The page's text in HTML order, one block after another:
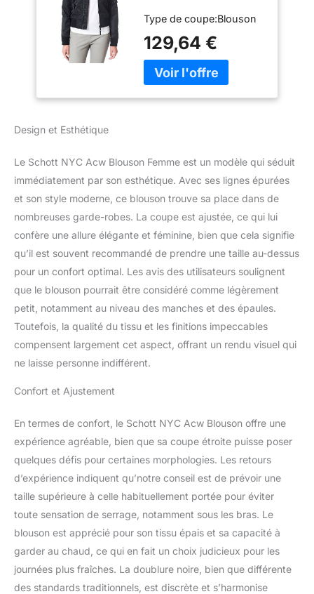
Manches longues -
Femme - Noir
(Black) - FR: 34
(Taille fabricant: XS)
Type de coupe:Blouson
129,64 €
Design et Esthétique
Le Schott NYC Acw Blouson Femme est un modèle qui séduit
immédiatement par son esthétique. Avec ses lignes épurées
et son style moderne, ce blouson trouve sa place dans de
nombreuses garde-robes. La coupe est ajustée, ce qui lui
confère une allure élégante et féminine, bien que cela signifie
qu’il est souvent recommandé de prendre une taille au-dessus
pour un confort optimal. Les avis des utilisateurs soulignent
que le blouson pourrait être considéré comme légèrement
petit, notamment au niveau des manches et des épaules.
Toutefois, la qualité du tissu et les finitions impeccables
compensent largement cet aspect, offrant un rendu visuel qui
ne laisse personne indifférent.
Confort et Ajustement
En termes de confort, le Schott NYC Acw Blouson offre une
expérience agréable, bien que sa coupe étroite puisse poser
quelques défis pour certaines morphologies. Les retours
d’expérience indiquent qu’notre conseil est de prévoir une
taille supérieure à celle habituellement portée pour éviter
toute sensation de serrage, notamment sous les bras. Le
blouson est apprécié pour son tissu épais et sa capacité à
garder au chaud, ce qui en fait un choix judicieux pour les
journées plus fraîches. La doublure noire, bien que différente
des standards traditionnels, est discrète et s’harmonise